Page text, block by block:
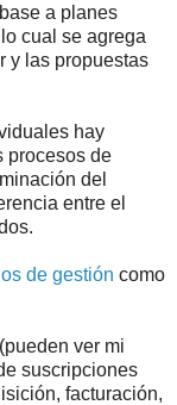
a planes
cual se agrega
y las propuestas
hay
procesos de
del
entre el
de gestión como
(pueden ver mi
suscripciones
facturación,